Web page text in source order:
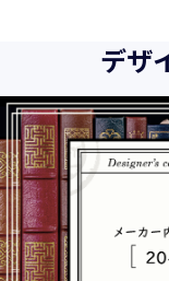
様、お取引先関
材派遣サービス
他、利用者の皆さ
創出」に利用して
情報などを従業者
て個人情報及び特
時に、個人情報な
務と認識しており
めた行動規範に基
権利の保護、個人
デザ